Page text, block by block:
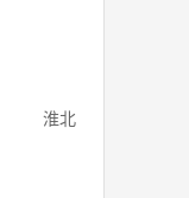
淮北